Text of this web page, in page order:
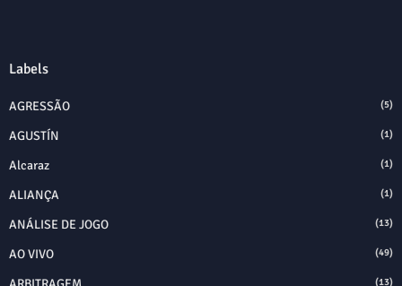
Labels
AGRESSÃO (5)
AGUSTÍN (1)
Alcaraz (1)
ALIANÇA (1)
ANÁLISE DE JOGO (13)
AO VIVO (49)
(13)